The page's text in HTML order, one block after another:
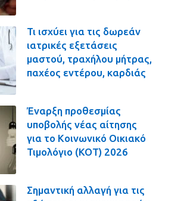
Τι ισχύει για τις δωρεάν
ιατρικές εξετάσεις
μαστού, τραχήλου μήτρας,
παχέος εντέρου, καρδιάς
Έναρξη προθεσμίας
υποβολής νέας αίτησης
για το Κοινωνικό Οικιακό
Τιμολόγιο (ΚΟΤ) 2026
Σημαντική αλλαγή για τις